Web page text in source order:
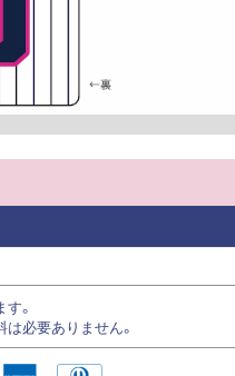
。
必要ありません。